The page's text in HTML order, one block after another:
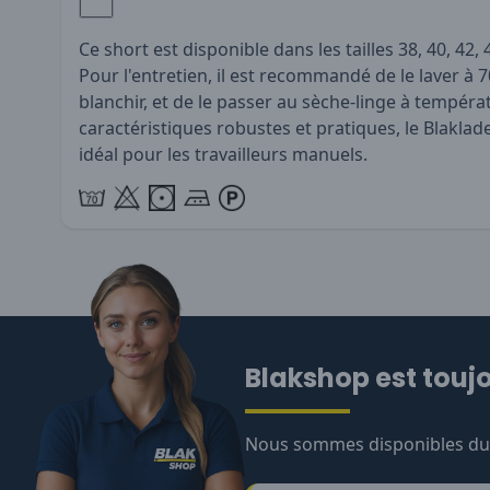
Ce short est disponible dans les tailles 38, 40, 42,
Pour l'entretien, il est recommandé de le laver à
blanchir, et de le passer au sèche-linge à
caractéristiques robustes et pratiques, le
idéal pour les travailleurs manuels.
Blakshop est
Nous sommes disponibles